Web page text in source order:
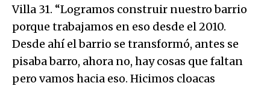
Villa 31. “Logramos construir nuestro barrio
porque trabajamos en eso desde el 2010.
Desde ahí el barrio se transformó, antes se
pisaba barro, ahora no, hay cosas que faltan
pero vamos hacia eso. Hicimos cloacas